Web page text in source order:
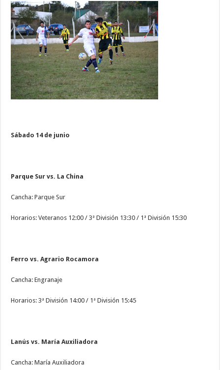
Sábado 14 de junio
Parque Sur vs. La China
Cancha: Parque Sur
Horarios: Veteranos 12:00 / 3ª División 13:30 / 1ª División 15:30
Ferro vs. Agrario Rocamora
Cancha: Engranaje
Horarios: 3ª División 14:00 / 1ª División 15:45
Lanús vs. María Auxiliadora
Cancha: María Auxiliadora